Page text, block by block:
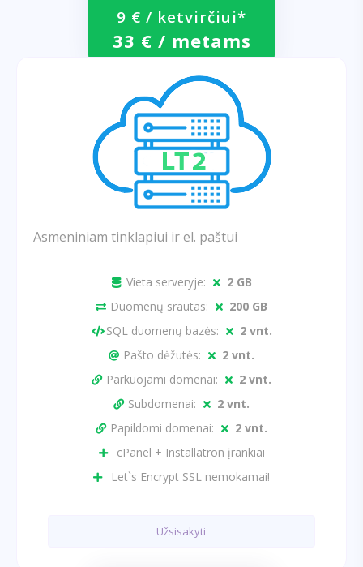
9 € / ketvirčiui*
33 € / metams
Asmeniniam tinklapiui ir el. paštui
Vieta serveryje:
2 GB
Duomenų srautas:
200 GB
SQL duomenų bazės:
2 vnt.
Pašto dėžutės:
2 vnt.
Parkuojami domenai:
2 vnt.
Subdomenai:
2 vnt.
Papildomi domenai:
2 vnt.
cPanel + Installatron įrankiai
Let`s Encrypt SSL nemokamai!
Užsisakyti